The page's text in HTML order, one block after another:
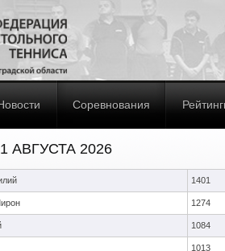
Соревнования
АВГУСТА 2026
1401
1274
1084
1013